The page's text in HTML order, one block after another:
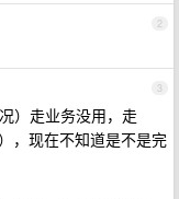
2
3
）走业务没用，走
，现在不知道是不是完